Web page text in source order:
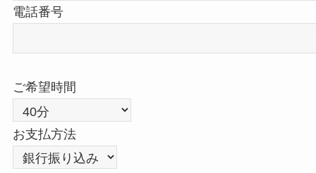
電話番号
ご希望時間
お支払方法